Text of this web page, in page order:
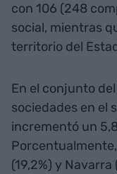
con 106 (248
social, mientras
territorio del
En el conjunto
sociedades en el
incrementó un
(19,2%) y